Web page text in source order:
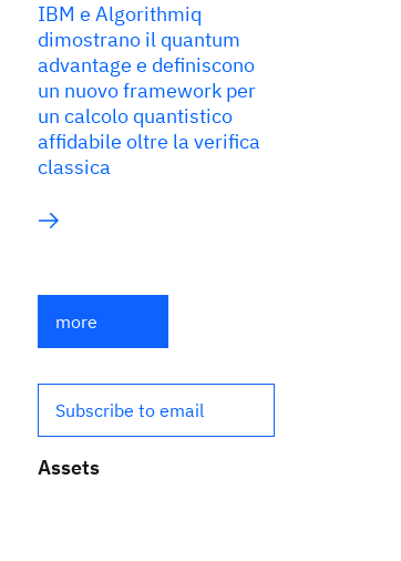
IBM e Algorithmiq
dimostrano il quantum
advantage e definiscono
un nuovo framework per
un calcolo quantistico
affidabile oltre la verifica
classica
more
Subscribe to email
Assets